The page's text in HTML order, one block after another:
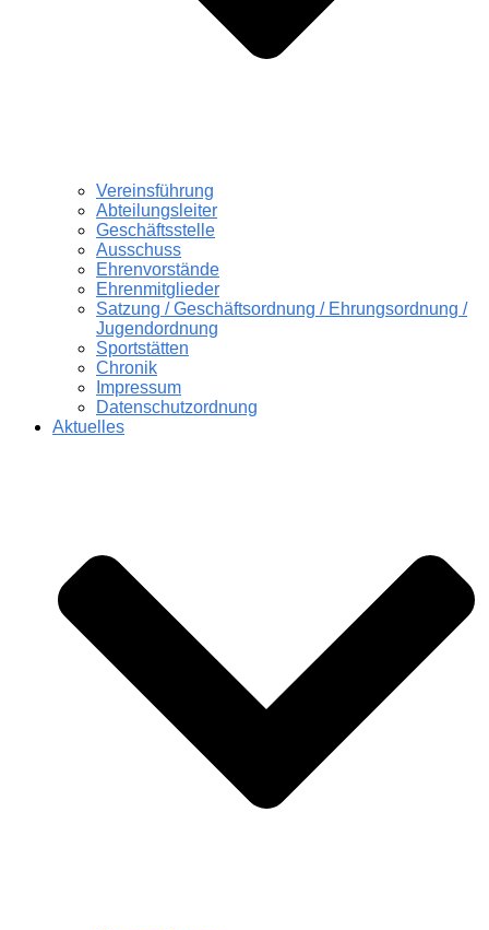
Vereinsführung
Abteilungsleiter
Geschäftsstelle
Ausschuss
Ehrenvorstände
Ehrenmitglieder
Satzung / Geschäftsordnung / Ehrungsordnung /
Jugendordnung
Sportstätten
Chronik
Impressum
Datenschutzordnung
Aktuelles